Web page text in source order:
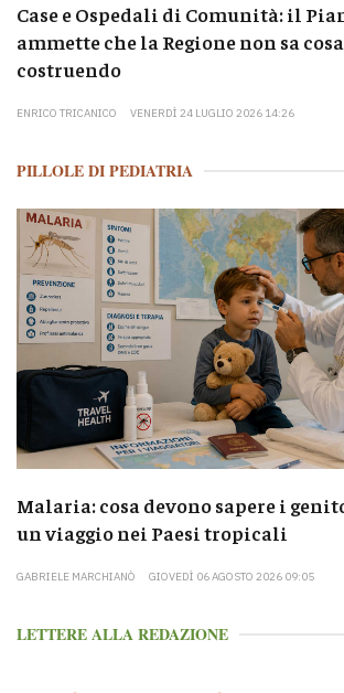
Case e Ospedali di Comunità: il
ammette che la Regione non sa
costruendo
ENRICO TRICANICO VENERDÌ 24 LUGLIO 2026 14:26
PILLOLE DI PEDIATRIA
Malaria: cosa devono sapere i
un viaggio nei Paesi tropicali
GABRIELE MARCHIANÒ GIOVEDÌ 06 AGOSTO 2026 09:05
LETTERE ALLA REDAZIONE